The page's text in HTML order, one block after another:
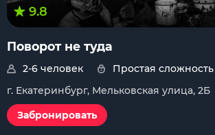
9.8
Поворот не туда
2-6 человек
Простая сложность
г. Екатеринбург, Мельковская улица, 2Б
Забронировать